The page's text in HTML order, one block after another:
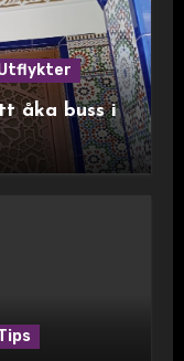
åka buss i